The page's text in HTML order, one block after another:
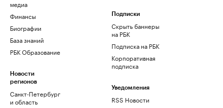
медиа
Финансы
Биографии
База знаний
РБК Образование
Новости
регионов
Санкт-Петербург
и область
Подписки
Скрыть баннеры
на РБК
Подписка на РБК
Корпоративная
подписка
Уведомления
RSS Новости